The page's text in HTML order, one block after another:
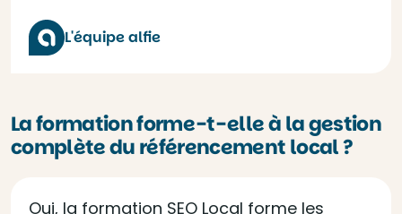
L'équipe alfie
La formation forme-t-elle à la gestion
complète du référencement local ?
Oui, la formation SEO Local forme les